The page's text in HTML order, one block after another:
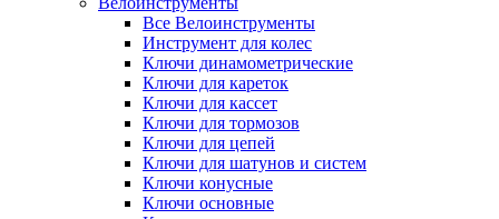
Все Велоинструменты
Инструмент для колес
Ключи динамометрические
Ключи для кареток
Ключи для кассет
Ключи для тормозов
Ключи для цепей
Ключи для шатунов и систем
Ключи конусные
Ключи основные